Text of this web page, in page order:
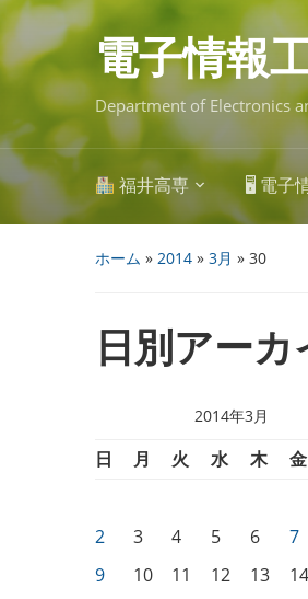
Skip
to
main
content 電子情報
Department of Electronics
福井高専 🖥 電子
ホーム » 2014 » 3月 » 30
日別アーカ
2014年3月
日 月 火 水 木 金
2
3 4 5 6 7
9
10 11 12 13 14